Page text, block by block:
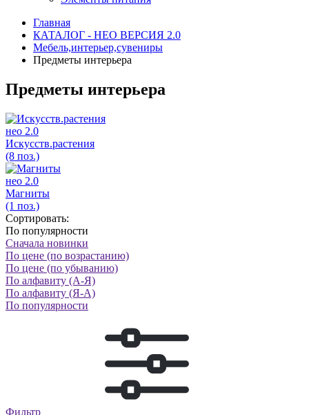
Главная
КАТАЛОГ - НЕО ВЕРСИЯ 2.0
Мебель,интерьер,сувениры
Предметы интерьера
Предметы интерьера
нео 2.0
Искусств.растения
(8 поз.)
нео 2.0
Магниты
(1 поз.)
Сортировать:
По популярности
Сначала новинки
По цене (по возрастанию)
По цене (по убыванию)
По алфавиту (А-Я)
По алфавиту (Я-А)
По популярности
Фильтр